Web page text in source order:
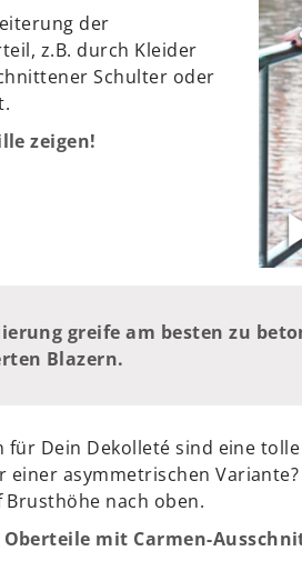
der
z.B. durch Kleider
Schulter oder
zeigen!
greife am besten zu
Blazern.
Dein Dekolleté sind eine
einer asymmetrischen
Brusthöhe nach oben.
Oberteile mit Carmen-